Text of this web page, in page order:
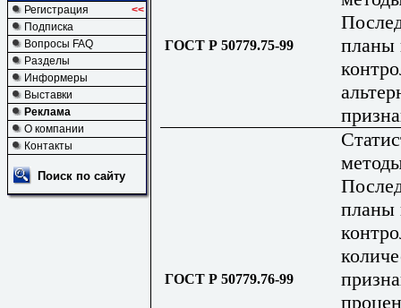
Регистрация
<<
Подписка
Вопросы FAQ
Разделы
Информеры
Выставки
Реклама
О компании
Контакты
Поиск по сайту
ГОСТ Р 50779.75-99
планы
ГОСТ Р 50779.76-99
планы